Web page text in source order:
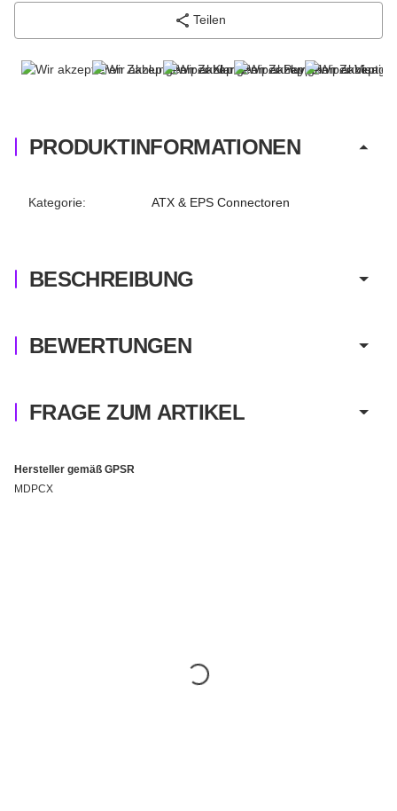
Teilen
PRODUKTINFORMATIONEN
Produkteigenschaft
Wert
Kategorie: ATX & EPS Connectoren
BESCHREIBUNG
BEWERTUNGEN
FRAGE ZUM ARTIKEL
Hersteller gemäß GPSR
MDPCX